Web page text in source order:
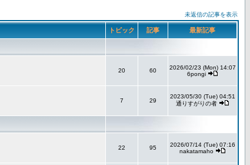
未返信の記事を表示
トピック 記事 最新記事
20 60
2026/02/23 (Mon) 14:07
6pongi
7 29
2023/05/30 (Tue) 04:51
通りすがりの者
22 95
2026/07/14 (Tue) 07:16
nakatamaho